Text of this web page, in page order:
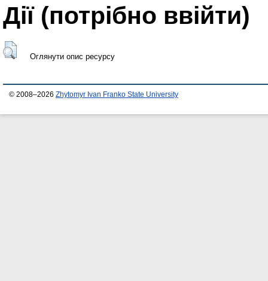
Дії ​​(потрібно ввійти)
Оглянути опис ресурсу
© 2008–2026 Zhytomyr Ivan Franko State University